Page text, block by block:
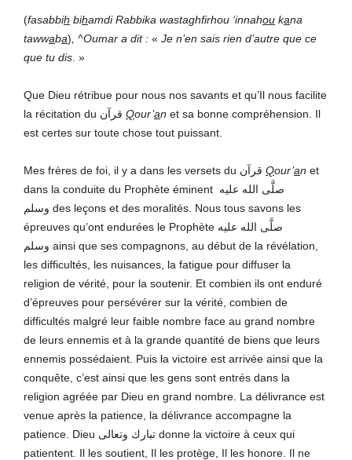
(fasabbih bihamdi Rabbika wastaghfirhou ‘innahou kana
tawwaba) , ^Oumar a dit : « Je n’en sais rien d’autre que ce
que tu dis . »
Que Dieu rétribue pour nous nos savants et qu’Il nous facilite
la récitation du قرآن Qour’an et sa bonne compréhension. Il
est certes sur toute chose tout puissant.
Mes frères de foi, il y a dans les versets du قرآن Qour’an et
dans la conduite du Prophète éminent صلَّى الله عليه
وسلم des leçons et des moralités. Nous tous savons les
épreuves qu’ont endurées le Prophète صلَّى الله عليه
وسلم ainsi que ses compagnons, au début de la révélation,
les difficultés, les nuisances, la fatigue pour diffuser la
religion de vérité, pour la soutenir. Et combien ils ont enduré
d’épreuves pour persévérer sur la vérité, combien de
difficultés malgré leur faible nombre face au grand nombre
de leurs ennemis et à la grande quantité de biens que leurs
ennemis possédaient. Puis la victoire est arrivée ainsi que la
conquête, c’est ainsi que les gens sont entrés dans la
religion agréée par Dieu en grand nombre. La délivrance est
venue après la patience, la délivrance accompagne la
patience. Dieu تبارك وتعالى donne la victoire à ceux qui
patientent. Il les soutient, Il les protège, Il les honore. Il ne